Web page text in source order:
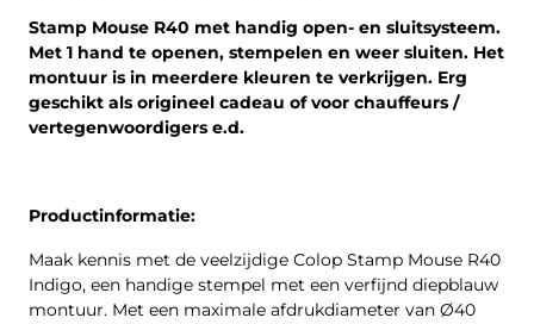
Stamp Mouse R40 met handig open- en sluitsysteem.
Met 1 hand te openen, stempelen en weer sluiten. Het
montuur is in meerdere kleuren te verkrijgen. Erg
geschikt als origineel cadeau of voor chauffeurs /
vertegenwoordigers e.d.
Productinformatie:
Maak kennis met de veelzijdige Colop Stamp Mouse R40
Indigo, een handige stempel met een verfijnd diepblauw
montuur. Met een maximale afdrukdiameter van Ø40